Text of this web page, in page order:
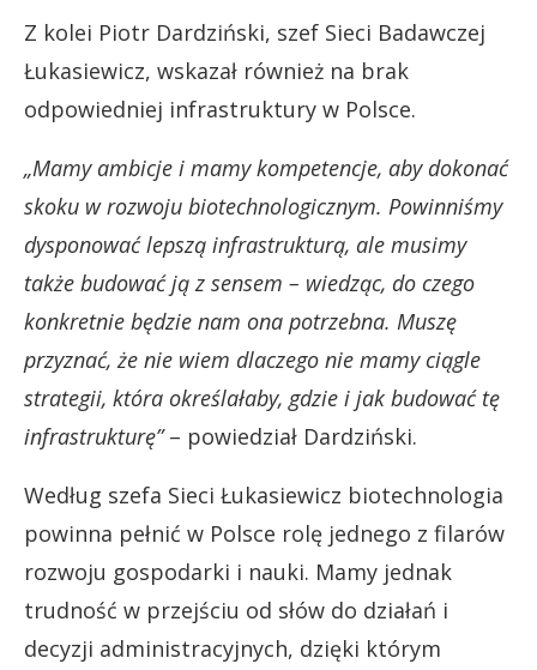
Z kolei Piotr Dardziński, szef Sieci Badawczej
Łukasiewicz, wskazał również na brak
odpowiedniej infrastruktury w Polsce.
„Mamy ambicje i mamy kompetencje, aby dokonać
skoku w rozwoju biotechnologicznym. Powinniśmy
dysponować lepszą infrastrukturą, ale musimy
także budować ją z sensem – wiedząc, do czego
konkretnie będzie nam ona potrzebna. Muszę
przyznać, że nie wiem dlaczego nie mamy ciągle
strategii, która określałaby, gdzie i jak budować tę
infrastrukturę”– powiedział Dardziński.
Według szefa Sieci Łukasiewicz biotechnologia
powinna pełnić w Polsce rolę jednego z filarów
rozwoju gospodarki i nauki. Mamy jednak
trudność w przejściu od słów do działań i
decyzji administracyjnych, dzięki którym